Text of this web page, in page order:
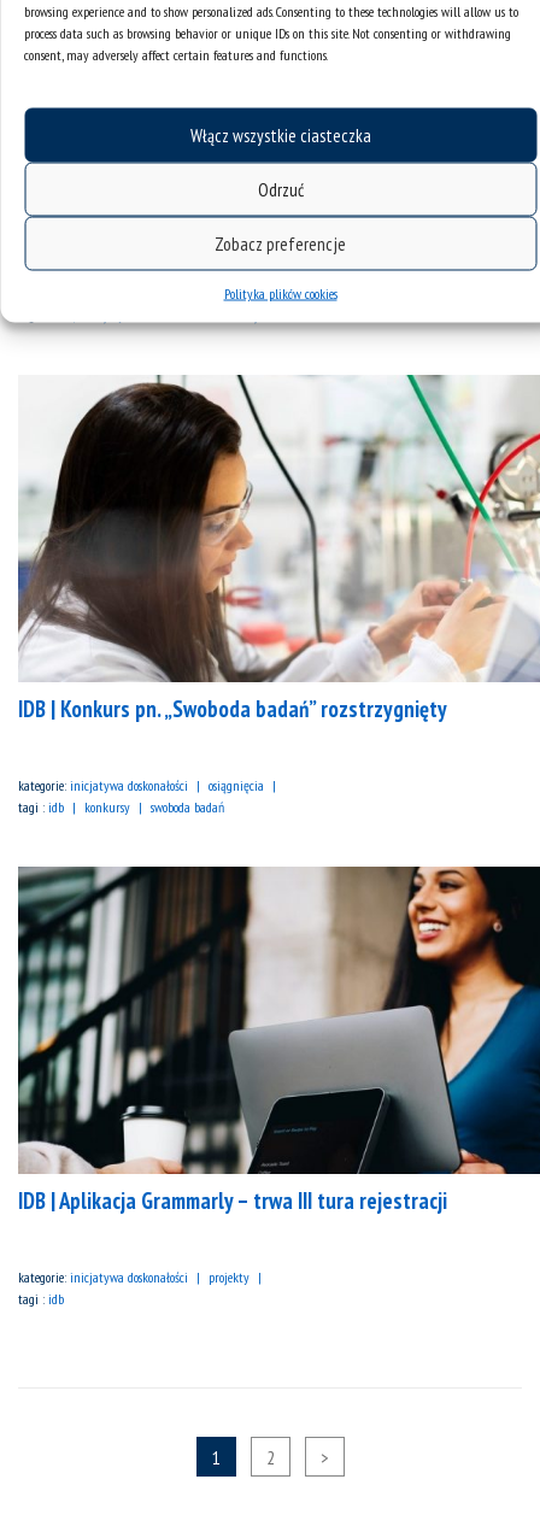
browsing experience and to show personalized ads. Consenting to these technologies will allow us to
process data such as browsing behavior or unique IDs on this site. Not consenting or withdrawing
consent, may adversely affect certain features and functions.
Włącz wszystkie ciasteczka
Odrzuć
Zobacz preferencje
Polityka plików cookies
IDB | 500 darmowych licencji korektora językowego
Grammarly do rozdania
ogólne
IDB | Konkurs pn. „Swoboda badań” rozstrzygnięty
kategorie: inicjatywa doskonałości
osiągnięcia
tagi : idb konkursy swoboda badań
IDB | Aplikacja Grammarly – trwa III tura rejestracji
kategorie: inicjatywa doskonałości
projekty
tagi : idb
1 2 >